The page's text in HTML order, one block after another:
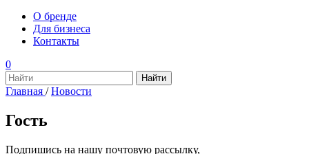
О бренде
Для бизнеса
Контакты
0
Главная / Новости
Гость
Подпишись на нашу почтовую рассылку,